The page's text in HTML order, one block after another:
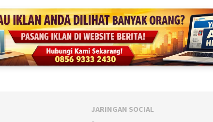
JARINGAN SOCIAL